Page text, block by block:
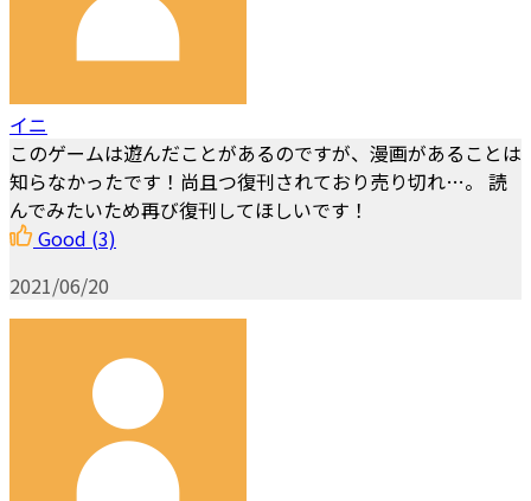
イニ
このゲームは遊んだことがあるのですが、漫画があることは
知らなかったです！尚且つ復刊されており売り切れ…。 読
んでみたいため再び復刊してほしいです！
Good (3)
2021/06/20